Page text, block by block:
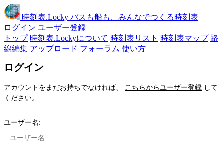
時刻表.Locky バスも船も、みんなでつくる時刻表
ログイン ユーザー登録
トップ 時刻表.Lockyについて 時刻表リスト 時刻表マップ 路
線編集 アップロード フォーラム 使い方
ログイン
アカウントをまだお持ちでなければ、 こちらからユーザー登録 して
ください。
ユーザー名: